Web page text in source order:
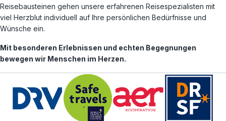
Reisebausteinen gehen unsere erfahrenen Reisespezialisten mit
viel Herzblut individuell auf Ihre persönlichen Bedürfnisse und
Wünsche ein.
Mit besonderen Erlebnissen und echten Begegnungen
bewegen wir Menschen im Herzen.